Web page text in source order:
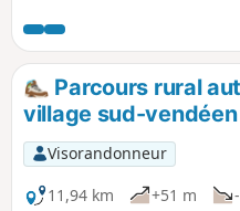
Rambourg, le dernier moulin
Vallée de L'Yon, magnifique
Jules Verne, le moulin se
d'événements. Il est aussi
château de Nesmy l'été.
informations pratiques : OT
Parcours rural
village sud-vendéen
Visorandonneur
11,94 km
+51 m